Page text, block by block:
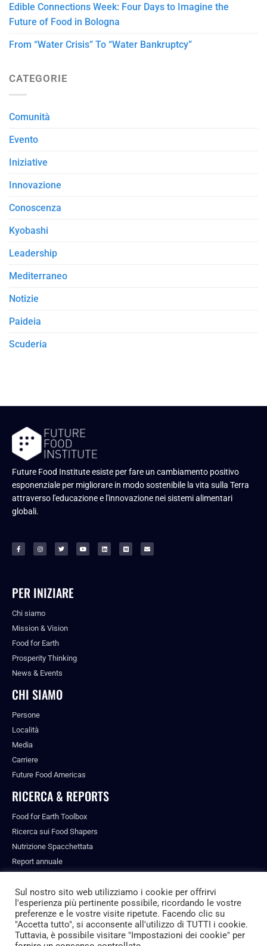
Edible Connections Week: Four Days to Imagine the
Future of Food in Bologna
From “Water Crisis” To “Water Bankruptcy”
CATEGORIE
Comunità
Evento
Iniziative
Innovazione
Conoscenza
Kyobashi
Leadership
Mediterraneo
Notizie
Paideia
Scuderia
Future Food Institute esiste per fare un cambiamento positivo
esponenziale per migliorare in modo sostenibile la vita sulla Terra
attraverso l'educazione e l'innovazione nei sistemi alimentari
globali.
PER INIZIARE
Chi siamo
Mission & Vision
Food for Earth
Prosperity Thinking
News & Events
CHI SIAMO
Persone
Località
Media
Carriere
Future Food Americas
RICERCA & REPORTS
Food for Earth Toolbox
Ricerca sui Food Shapers
Nutrizione Spacchettata
Report annuale
© ALL RIGHTS RESERVED.
PRIVACY POLICY
Sul nostro sito web utilizziamo i cookie per offrirvi
l'esperienza più pertinente possibile, ricordando le vostre
preferenze e le vostre visite ripetute. Facendo clic su
"Accetta tutto", si acconsente all'utilizzo di TUTTI i cookie.
Tuttavia, è possibile visitare "Impostazioni dei cookie" per